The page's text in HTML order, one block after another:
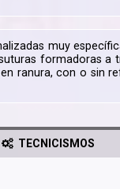
muy
formadoras
ranura, con o sin
TECNICISMOS